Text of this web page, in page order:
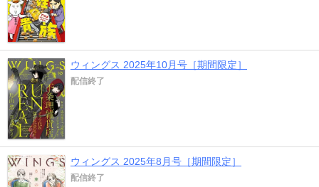
ウィングス 2025年10月号［期間限定］
配信終了
ウィングス 2025年8月号［期間限定］
配信終了